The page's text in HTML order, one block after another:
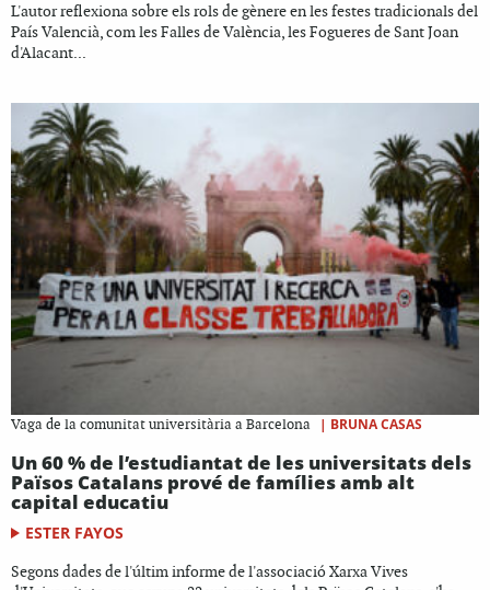
L'autor reflexiona sobre els rols de gènere en les festes tradicionals del
País Valencià, com les Falles de València, les Fogueres de Sant Joan
d'Alacant...
Vaga de la comunitat universitària a Barcelona | BRUNA CASAS
Un 60 % de l’estudiantat de les universitats dels
Països Catalans prové de famílies amb alt
capital educatiu
ESTER FAYOS
Segons dades de l'últim informe de l'associació Xarxa Vives